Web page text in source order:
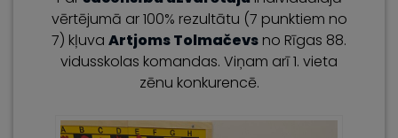
vērtējumā ar 100% rezultātu (7 punktiem no
7) kļuva Artjoms Tolmačevs no Rīgas 88.
vidusskolas komandas. Viņam arī 1. vieta
zēnu konkurencē.